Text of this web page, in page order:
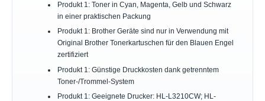
Produkt 1: Toner in Cyan, Magenta, Gelb und Schwarz
in einer praktischen Packung
Produkt 1: Brother Geräte sind nur in Verwendung mit
Original Brother Tonerkartuschen für den Blauen Engel
zertifiziert
Produkt 1: Günstige Druckkosten dank getrenntem
Toner-/Trommel-System
Produkt 1: Geeignete Drucker: HL-L3210CW; HL-